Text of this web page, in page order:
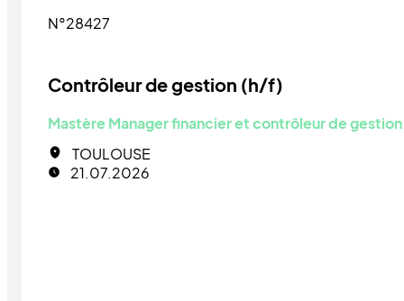
N°28427
Contrôleur de gestion (h/f)
Mastère Manager financier et contrôleur de gestion
TOULOUSE
21.07.2026